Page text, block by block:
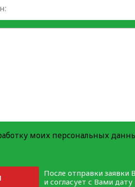
моих персональных
После отправки
и согласует с Вами